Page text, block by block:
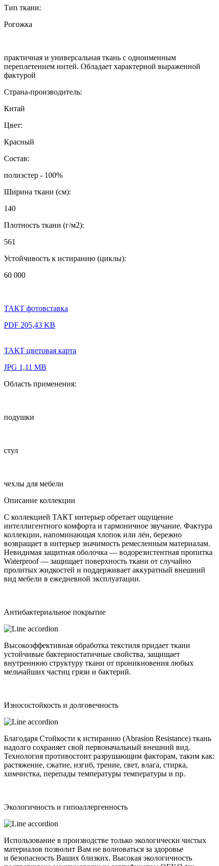
Тип ткани:
Рогожка
практичная и универсальная ткань с одноименным
переплетением нитей. Обладает характерной выраженной
фактурой
Страна-производитель:
Китай
Цвет:
Красный
Состав:
полиэстер - 100%
Ширина ткани (см):
140
Плотность ткани (г/м2):
561
Устойчивость к истиранию (циклы):
60 000
ТАКТ фотовставка
PDF 205,43 KB
ТАКТ цветовая карта
JPG 1,11 MB
Область применения:
подушки
стул
чехлы для мебели
Описание коллекции
С коллекцией ТАКТ интерьер обретает ощущение
интеллигентного комфорта и гармоничное звучание. Фактура
коллекции, напоминающая хлопок или лён, бережно
возвращает в интерьер значимость ремесленным материалам.
Невидимая защитная оболочка — водорезистентная пропитка
Waterproof — защищает поверхность ткани от случайно
пролитых жидкостей и поддерживает аккуратный внешний
вид мебели в ежедневной эксплуатации.
Антибактериальное покрытие
Высокоэффективная обработка текстиля придает ткани
устойчивые бактериостатичные свойства, защищает
внутреннюю структуру ткани от проникновения любых
мельчайших частиц грязи и бактерий.
Износостойкость и долговечность
Благодаря Стойкости к истиранию (Abrasion Resistance) ткань
надолго сохраняет свой первоначальный внешний вид.
Технология противостоит разрушающим факторам, таким как:
растяжение, сжатие, изгиб, трение, свет, влага, стирка,
химчистка, перепады температуры температуры и пр.
Экологичность и гипоаллергенность
Использование в производстве только экологически чистых
материалов позволит Вам не волноваться за здоровье
и безопасность Ваших близких. Высокая экологичность